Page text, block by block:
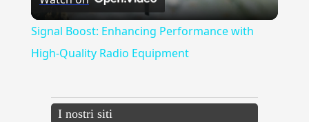
Video
Signal Boost: Enhancing Performance with
High-Quality Radio Equipment
I nostri siti